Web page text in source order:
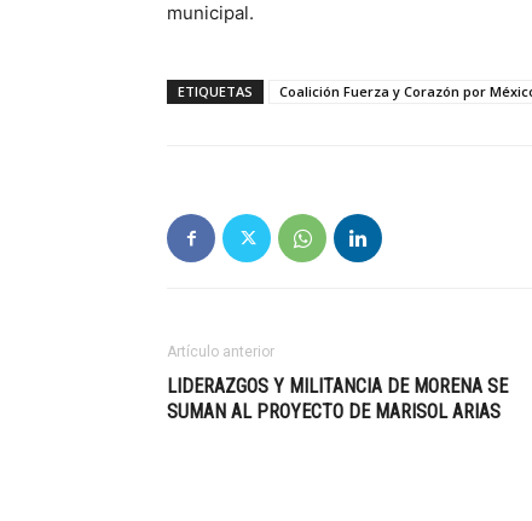
municipal.
ETIQUETAS Coalición Fuerza y Corazón por
Artículo anterior
LIDERAZGOS Y MILITANCIA DE MORENA SE
SUMAN AL PROYECTO DE MARISOL ARIAS